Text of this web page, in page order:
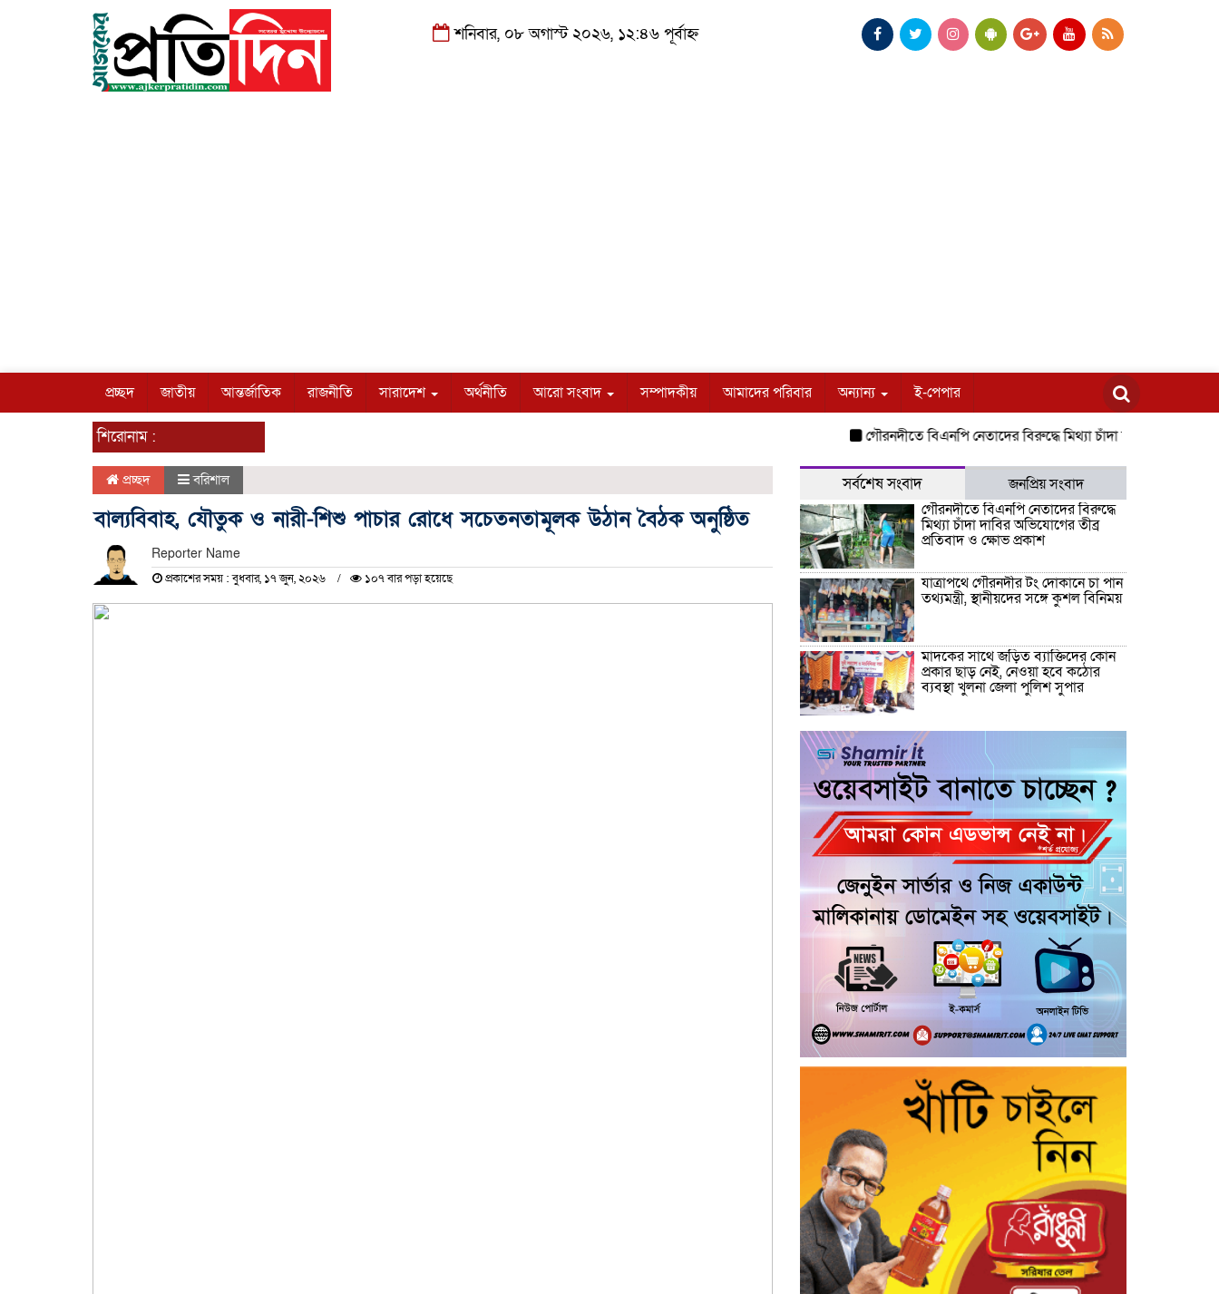
শনিবার, ০৮ অগাস্ট ২০২৬, ১২:৪৬ পূর্বাহ্ন
প্রচ্ছদ জাতীয় আন্তর্জাতিক রাজনীতি সারাদেশ অর্থনীতি আরো সংবাদ সম্পাদকীয় আমাদের পরিবার অন্যান্য ই-পেপার
শিরোনাম : গৌরনদীতে বিএনপি নেতাদের বিরুদ্ধে মিথ্যা চাঁদা দাবির অভিযোগের তীব্র
প্রচ্ছদ বরিশাল
বাল্যবিবাহ, যৌতুক ও নারী-শিশু পাচার রোধে সচেতনতামূলক উঠান বৈঠক অনুষ্ঠিত
Reporter Name
প্রকাশের সময় : বুধবার, ১৭ জুন, ২০২৬ ১০৭ বার পড়া হয়েছে
সর্বশেষ সংবাদ
জনপ্রিয় সংবাদ
গৌরনদীতে বিএনপি নেতাদের বিরুদ্ধে
মিথ্যা চাঁদা দাবির অভিযোগের তীব্র
প্রতিবাদ ও ক্ষোভ প্রকাশ
যাত্রাপথে গৌরনদীর টং দোকানে চা পান
তথ্যমন্ত্রী, স্থানীয়দের সঙ্গে কুশল বিনিময়
মাদকের সাথে জড়িত ব্যাক্তিদের কোন
প্রকার ছাড় নেই, নেওয়া হবে কঠোর
ব্যবস্থা খুলনা জেলা পুলিশ সুপার
“জুলাই কোন দল বা গোষ্টীর নয়, এটি
সমগ্র জাতির ” অ্যাডভোকেট জালাল
উদ্দিন এমপি
ধামরাইয়ে ট্রাক চাপায় মোটরসাইকেল
আরোহী পশু চিকিৎসক নিহত, আহত ৩
কয়রায় জুলাই ছাত্র গণঅভ্যুত্থানের ২য়
বার্ষিকী উপলক্ষে জামায়াতের দোয়া ও
গণমিছিল
জুলাই গণ-অভ্যুত্থান দিবসের অনুষ্ঠানে
গণঅধিকার পরিষদের নেতাকে হেনস্থার
অভিযোগ
গৌরনদীতে নিরাপদ অভিবাসন ও
দক্ষতা উন্নয়ন শীর্ষক সেমিনার অনুষ্ঠিত,